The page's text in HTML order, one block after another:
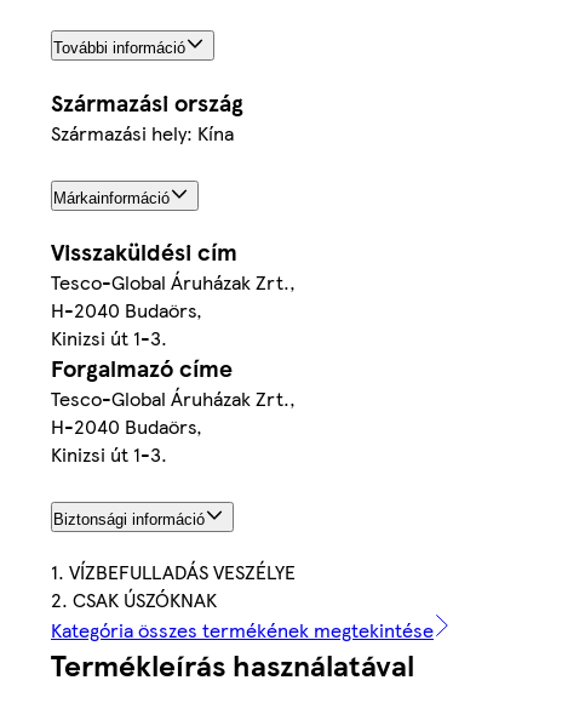
További információ
Származási ország
Származási hely: Kína
Márkainformáció
Visszaküldési cím
Tesco-Global Áruházak Zrt.,
H-2040 Budaörs,
Kinizsi út 1-3.
Forgalmazó címe
Tesco-Global Áruházak Zrt.,
H-2040 Budaörs,
Kinizsi út 1-3.
Biztonsági információ
1. VÍZBEFULLADÁS VESZÉLYE
2. CSAK ÚSZÓKNAK
Kategória összes termékének megtekintése
Termékleírás használatával